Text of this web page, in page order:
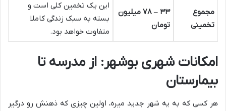
مجموع
تخمینی
۳۳ – ۷۸ میلیون
تومان
این یک تخمین کلی است و
بسته به سبک زندگی کاملا
متفاوت خواهد بود.
امکانات شهری بوشهر: از مدرسه تا
بیمارستان
هر کسی که به یه شهر جدید میره، اولین چیزی که ذهنش رو درگیر